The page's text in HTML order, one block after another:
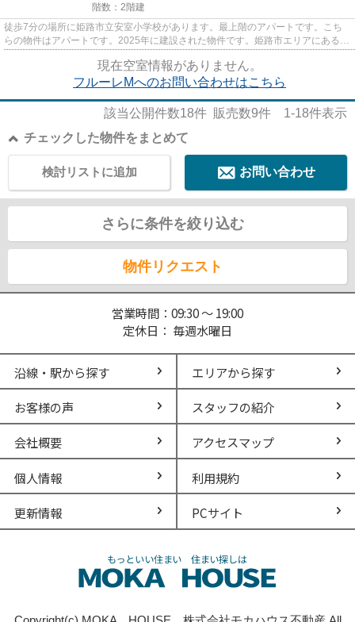
階数：2階建
徒歩7分の場所に姫路市立安室小学校があります。最上階のアパートです。こち
らの物件はアパートです。2025年に建設された物件です。姫路市エリアにある賃
貸情報のことなら、地域に密着...
現在空室情報がありません。
フルーレMへのお問い合わせはこちら
該当公開件数18件 販売数9件 1-18件表示
チェックした物件をまとめて
お問い合わせ
検討リストに追加
さらに条件を絞り込む
物件リクエスト
営業時間：09:30 ～ 19:00
定休日： 毎週水曜日
沿線・駅から探す エリアから探す
お客様の声 スタッフの紹介
会社概要 アクセスマップ
個人情報 利用規約
更新情報 PCサイト